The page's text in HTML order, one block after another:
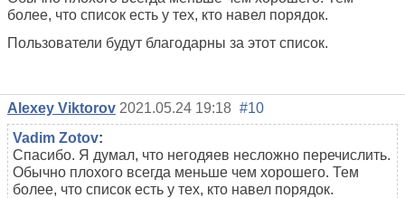
более, что список есть у тех, кто навел порядок.
Пользователи будут благодарны за этот список.
Alexey Viktorov 2021.05.24 19:18 #10
Vadim Zotov:
Спасибо. Я думал, что негодяев несложно перечислить.
Обычно плохого всегда меньше чем хорошего. Тем
более, что список есть у тех, кто навел порядок.